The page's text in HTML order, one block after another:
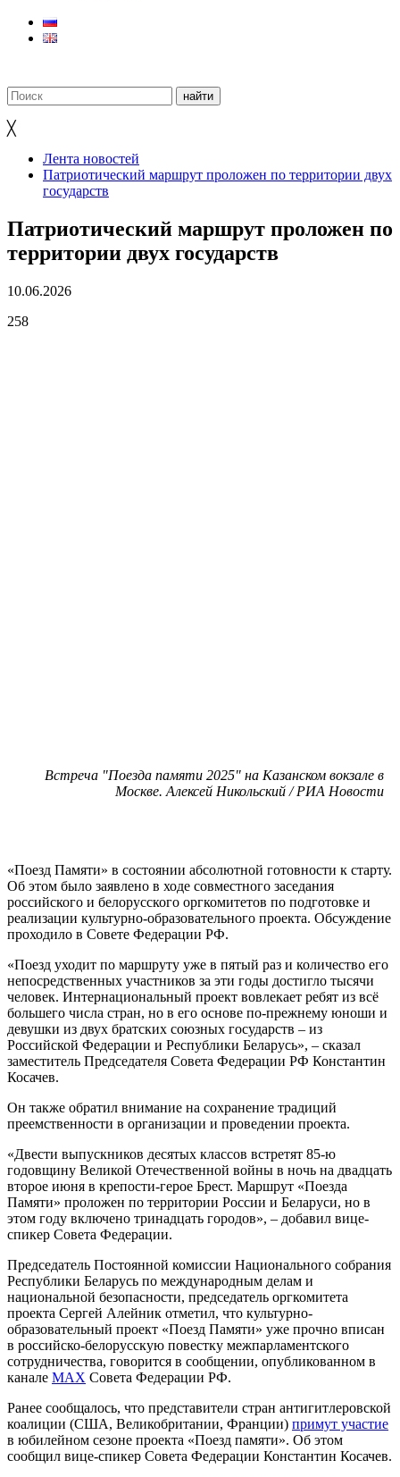
╳
Лента новостей
Патриотический маршрут проложен по территории двух
государств
Патриотический маршрут проложен по
территории двух государств
10.06.2026
258
Встреча "Поезда памяти 2025" на Казанском вокзале в
Москве. Алексей Никольский / РИА Новости
«Поезд Памяти» в состоянии абсолютной готовности к старту.
Об этом было заявлено в ходе совместного заседания
российского и белорусского оргкомитетов по подготовке и
реализации культурно-образовательного проекта. Обсуждение
проходило в Совете Федерации РФ.
«Поезд уходит по маршруту уже в пятый раз и количество его
непосредственных участников за эти годы достигло тысячи
человек. Интернациональный проект вовлекает ребят из всё
большего числа стран, но в его основе по-прежнему юноши и
девушки из двух братских союзных государств – из
Российской Федерации и Республики Беларусь», – сказал
заместитель Председателя Совета Федерации РФ Константин
Косачев.
Он также обратил внимание на сохранение традиций
преемственности в организации и проведении проекта.
«Двести выпускников десятых классов встретят 85-ю
годовщину Великой Отечественной войны в ночь на двадцать
второе июня в крепости‑герое Брест. Маршрут «Поезда
Памяти» проложен по территории России и Беларуси, но в
этом году включено тринадцать городов», – добавил вице-
спикер Совета Федерации.
Председатель Постоянной комиссии Национального собрания
Республики Беларусь по международным делам и
национальной безопасности, председатель оргкомитета
проекта Сергей Алейник отметил, что культурно-
образовательный проект «Поезд Памяти» уже прочно вписан
в российско-белорусскую повестку межпарламентского
сотрудничества, говорится в сообщении, опубликованном в
канале MAX Совета Федерации РФ.
Ранее сообщалось, что представители стран антигитлеровской
коалиции (США, Великобритании, Франции) примут участие
в юбилейном сезоне проекта «Поезд памяти». Об этом
сообщил вице-спикер Совета Федерации Константин Косачев.